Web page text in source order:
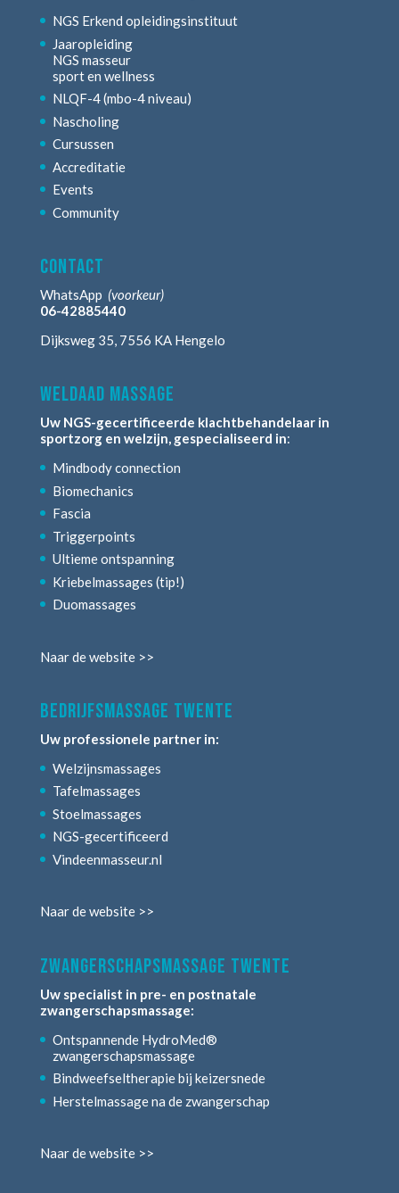
NGS Erkend opleidingsinstituut
Jaaropleiding
NGS masseur
sport en wellness
NLQF-4 (mbo-4 niveau)
Nascholing
Cursussen
Accreditatie
Events
Community
contact
WhatsApp (voorkeur)
06-42885440
Dijksweg 35, 7556 KA Hengelo
weldaad massage
Uw NGS-gecertificeerde klachtbehandelaar in
sportzorg en welzijn, gespecialiseerd in:
Mindbody connection
Biomechanics
Fascia
Triggerpoints
Ultieme ontspanning
Kriebelmassages (tip!)
Duomassages
Naar de website >>
bedrijfsmassage twente
Uw professionele partner in:
Welzijnsmassages
Tafelmassages
Stoelmassages
NGS-gecertificeerd
Vindeenmasseur.nl
Naar de website >>
zwangerschapsmassage twente
Uw specialist in pre- en postnatale
zwangerschapsmassage:
Ontspannende HydroMed®
zwangerschapsmassage
Bindweefseltherapie bij keizersnede
Herstelmassage na de zwangerschap
Naar de website >>